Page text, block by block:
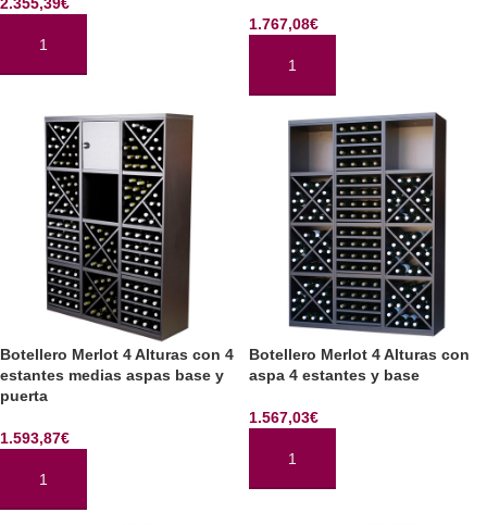
2.355,39€
AÑADIR AL CARRITO
1.767,08€
AÑADIR AL CARRITO
Botellero Merlot 4 Alturas con 4
estantes medias aspas base y
puerta
1.593,87€
AÑADIR AL CARRITO
Botellero Merlot 4 Alturas con
aspa 4 estantes y base
1.567,03€
AÑADIR AL CARRITO